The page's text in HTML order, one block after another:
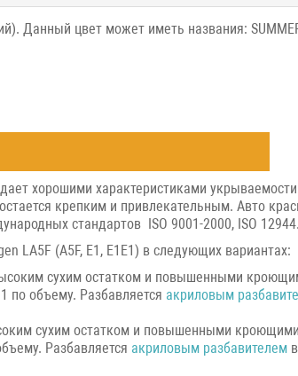
Данный цвет может иметь названия:
хорошими характеристиками
крепким и привлекательным. Авто
стандартов ISO 9001-2000, ISO 12944.
LA5F (A5F, E1, E1E1) в следующих вариантах:
сухим остатком и повышенными
по объему. Разбавляется акриловым
сухим остатком и повышенными
Разбавляется акриловым разбавителем